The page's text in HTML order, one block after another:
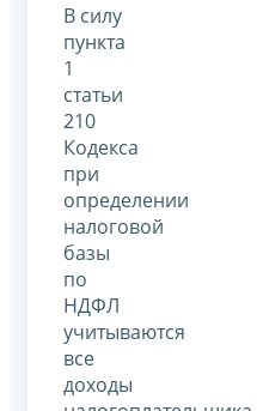
В силу
пункта
1
статьи
210
Кодекса
при
определении
налоговой
базы
по
НДФЛ
учитываются
все
доходы